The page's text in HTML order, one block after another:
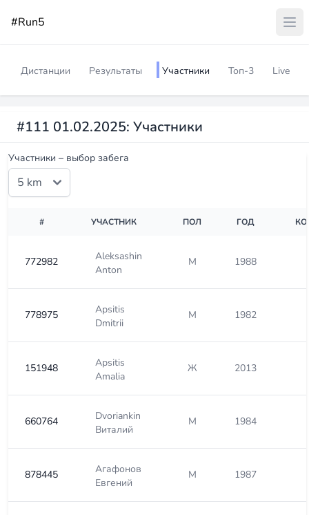
#Run5
Дистанции Результаты Участники Топ-3 Live
#111 01.02.2025: Участники
Участники – выбор забега
# УЧАСТНИК ПОЛ ГОД
772982
Aleksashin
Anton
М 1988
778975
Apsitis
Dmitrii
М 1982
151948
Apsitis
Amalia
Ж 2013
660764
Dvoriankin
Виталий
М 1984
878445
Агафонов
Евгений
М 1987